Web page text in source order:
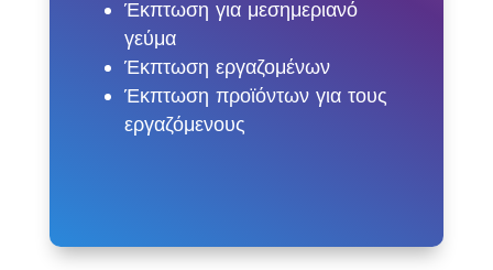
Έκπτωση για μεσημεριανό
γεύμα
Έκπτωση εργαζομένων
Έκπτωση προϊόντων για τους
εργαζόμενους